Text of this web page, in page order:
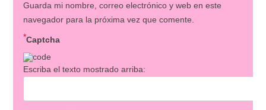
Guarda mi nombre, correo electrónico y web en este
navegador para la próxima vez que comente.
Captcha
*
Escriba el texto mostrado arriba: